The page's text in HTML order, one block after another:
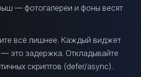
— фотогалереи и фоны весят
всё лишнее. Каждый виджет
— это задержка. Откладывайте
скриптов (defer/async).